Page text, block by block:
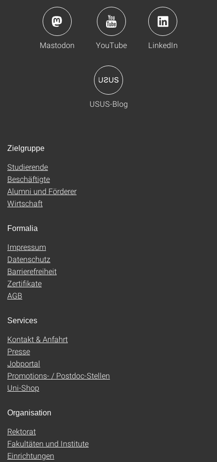
Mastodon YouTube LinkedIn
USUS-Blog
Zielgruppe
Studierende
Beschäftigte
Alumni und Förderer
Wirtschaft
Formalia
Impressum
Datenschutz
Barrierefreiheit
Zertifikate
AGB
Services
Kontakt & Anfahrt
Presse
Jobportal
Promotions- / Postdoc-Stellen
Uni-Shop
Organisation
Rektorat
Fakultäten und Institute
Einrichtungen